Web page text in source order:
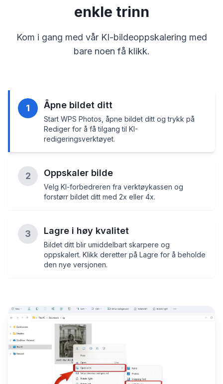
enkle trinn
Kom i gang med vår KI-bildeoppskalering med
bare noen få klikk.
1 Åpne bildet ditt
Start WPS Photos, åpne bildet ditt og trykk på
Rediger for å få tilgang til KI-
redigeringsverktøyet.
2 Oppskaler bilde
Velg KI-forbedreren fra verktøykassen og
forstørr bildet ditt med 2x eller 4x.
3 Lagre i høy kvalitet
Bildet ditt blir umiddelbart skarpere og
oppskalert. Klikk deretter på Lagre for å beholde
den nye versjonen.